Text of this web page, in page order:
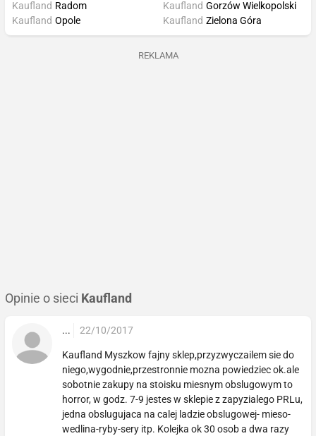
Kaufland Radom
Kaufland Opole
Kaufland Gorzów Wielkopolski
Kaufland Zielona Góra
REKLAMA
Opinie o sieci Kaufland
... 22/10/2017
Kaufland Myszkow fajny sklep,przyzwyczailem sie do
niego,wygodnie,przestronnie mozna powiedziec ok.ale
sobotnie zakupy na stoisku miesnym obslugowym to
horror, w godz. 7-9 jestes w sklepie z zapyzialego PRLu,
jedna obslugujaca na calej ladzie obslugowej- mieso-
wedlina-ryby-sery itp. Kolejka ok 30 osob a dwa razy